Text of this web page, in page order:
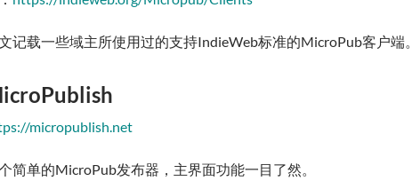
记载一些域主所使用过的支持IndieWeb标准的MicroPub客户端。
micropublish.net
简单的MicroPub发布器，主界面功能一目了然。